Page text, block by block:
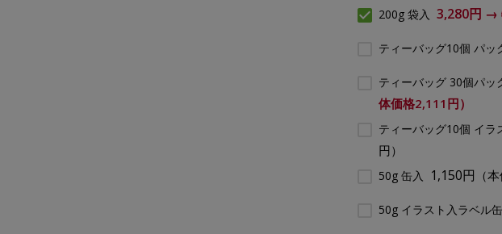
200g 袋入 3,280円 →
ティーバッグ10個 パッ
ティーバッグ 30個パッ
体価格2,111円）
ティーバッグ10個 イ
円）
50g 缶入 1,150円 （
50g イラスト入ラベル